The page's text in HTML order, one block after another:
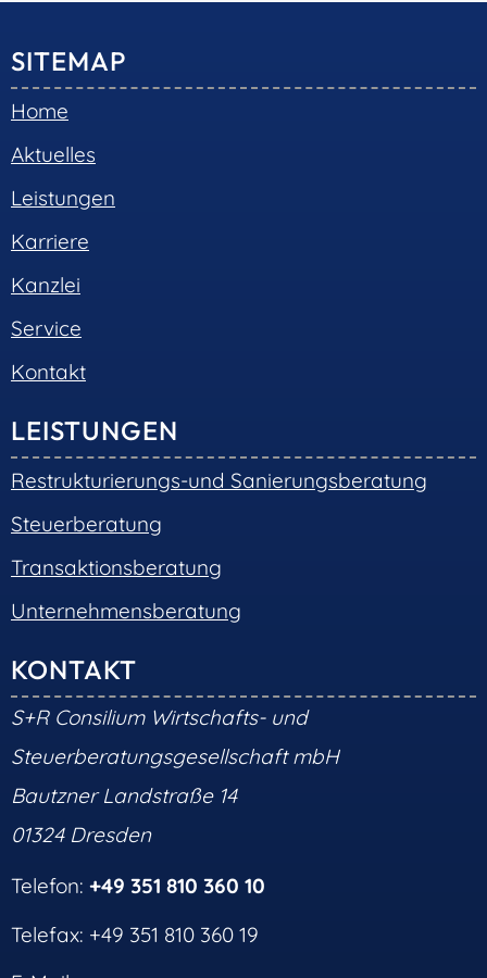
SITEMAP
Home
Aktuelles
Leistungen
Karriere
Kanzlei
Service
Kontakt
LEISTUNGEN
Restrukturierungs-und Sanierungsberatung
Steuerberatung
Transaktionsberatung
Unternehmensberatung
KONTAKT
S+R Consilium Wirtschafts- und
Steuerberatungsgesellschaft mbH
Bautzner Landstraße 14
01324 Dresden
Telefon: +49 351 810 360 10
Telefax: +49 351 810 360 19